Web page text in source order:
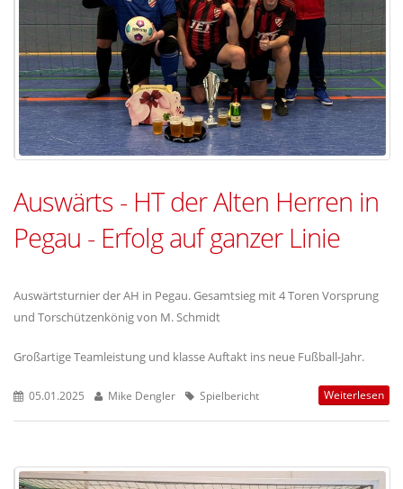
Auswärts - HT der Alten Herren in
Pegau - Erfolg auf ganzer Linie
Auswärtsturnier der AH in Pegau. Gesamtsieg mit 4 Toren Vorsprung
und Torschützenkönig von M. Schmidt
Großartige Teamleistung und klasse Auftakt ins neue Fußball-Jahr.
05.01.2025 Mike Dengler Spielbericht Weiterlesen